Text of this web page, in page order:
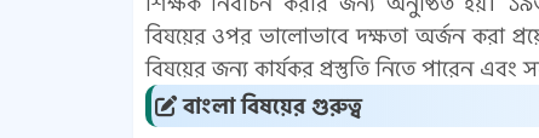
বিষয়ের ওপর ভালোভাবে দক্ষতা অর্জন করা
বিষয়ের জন্য কার্যকর প্রস্তুতি নিতে পারেন
বাংলা বিষয়ের গুরুত্ব